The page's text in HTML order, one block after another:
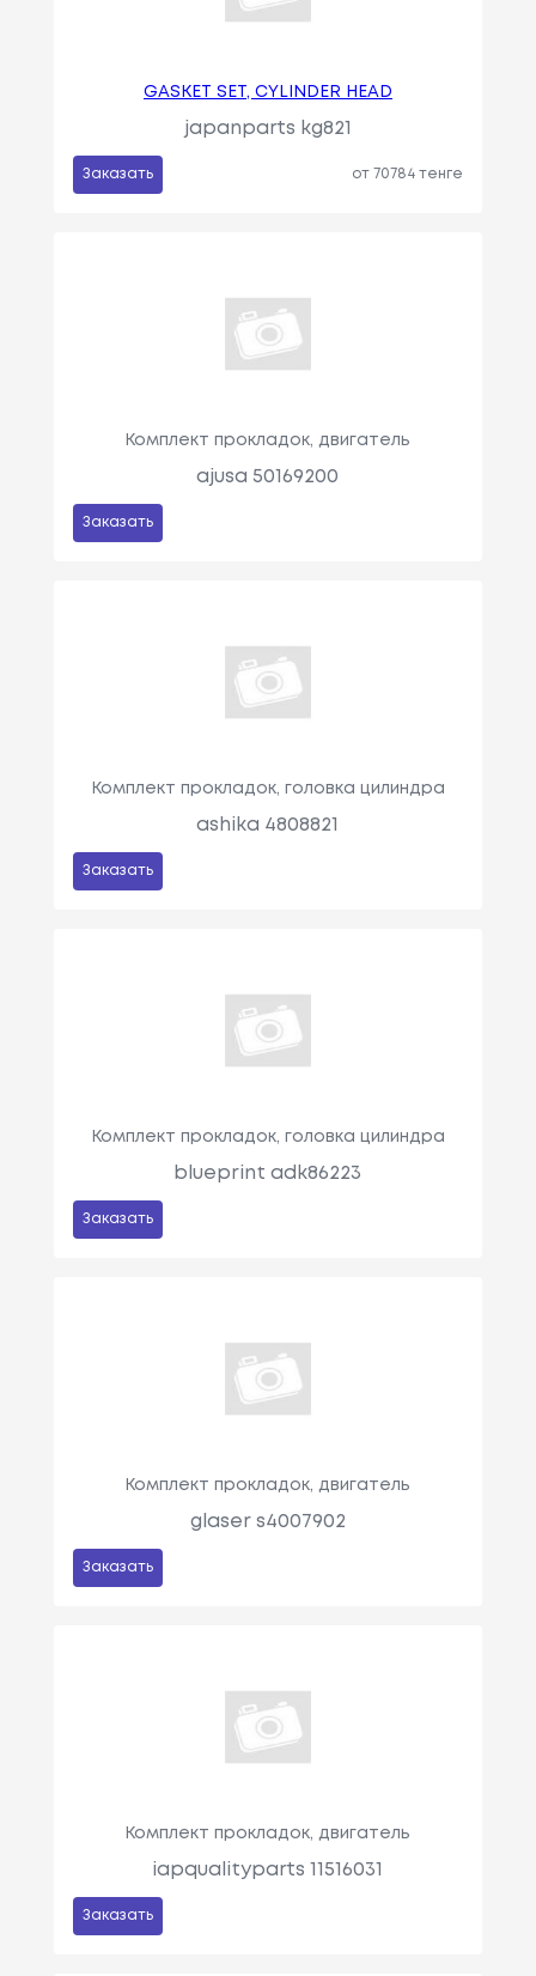
GASKET SET, CYLINDER HEAD
japanparts kg821
Заказать от 70784 тенге
Комплект прокладок, двигатель
ajusa 50169200
Заказать
Комплект прокладок, головка цилиндра
ashika 4808821
Заказать
Комплект прокладок, головка цилиндра
blueprint adk86223
Заказать
Комплект прокладок, двигатель
glaser s4007902
Заказать
Комплект прокладок, двигатель
iapqualityparts 11516031
Заказать